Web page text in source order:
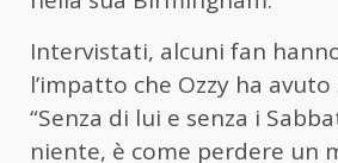
Intervistati, alcuni fan
l’impatto che Ozzy ha
“Senza di lui e senza i
niente, è come perdere un